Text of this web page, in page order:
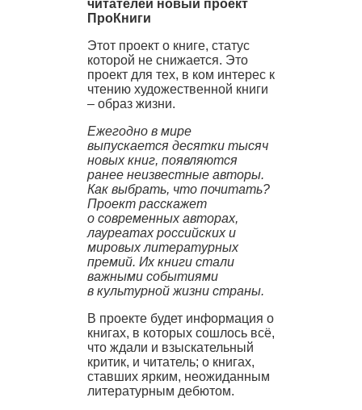
читателей новый проект
ПроКниги
Этот проект о книге, статус
которой не снижается. Это
проект для тех, в ком интерес к
чтению художественной книги
– образ жизни.
Ежегодно в мире
выпускается десятки тысяч
новых книг, появляются
ранее неизвестные авторы.
Как выбрать, что почитать?
Проект расскажет
о современных авторах,
лауреатах российских и
мировых литературных
премий. Их книги стали
важными событиями
в культурной жизни страны.
В проекте будет информация о
книгах, в которых сошлось всё,
что ждали и взыскательный
критик, и читатель; о книгах,
ставших ярким, неожиданным
литературным дебютом.